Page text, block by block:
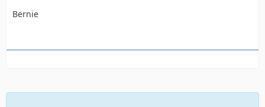
Bernie